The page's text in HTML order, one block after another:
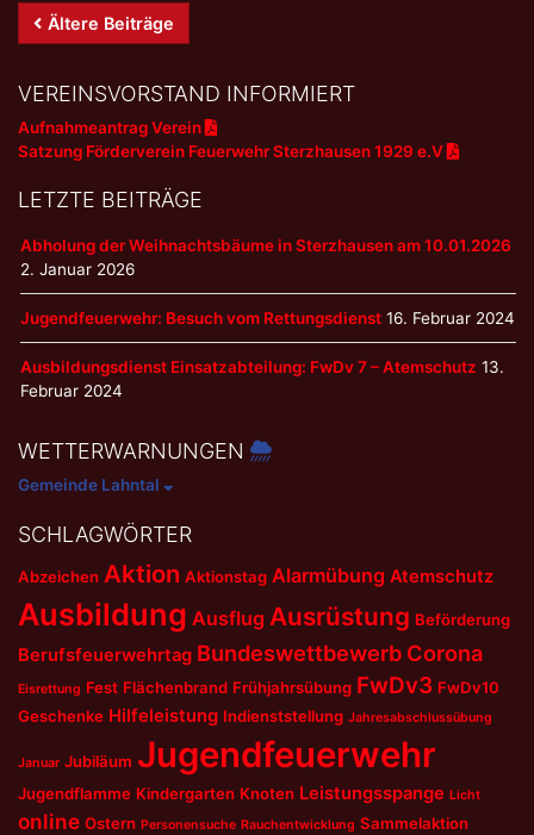
Beitrags-
Navigation
Ältere Beiträge
VEREINSVORSTAND INFORMIERT
Aufnahmeantrag Verein
Satzung Förderverein Feuerwehr Sterzhausen 1929 e.V
LETZTE BEITRÄGE
Abholung der Weihnachtsbäume in Sterzhausen am 10.01.2026
2. Januar 2026
Jugendfeuerwehr: Besuch vom Rettungsdienst 16. Februar 2024
Ausbildungsdienst Einsatzabteilung: FwDv 7 – Atemschutz 13.
Februar 2024
WETTERWARNUNGEN
Gemeinde Lahntal
SCHLAGWÖRTER
Abzeichen Aktion Aktionstag Alarmübung Atemschutz
Ausbildung Ausflug Ausrüstung Beförderung
Berufsfeuerwehrtag Bundeswettbewerb Corona
Eisrettung Fest Flächenbrand Frühjahrsübung FwDv3 FwDv10
Geschenke Hilfeleistung Indienststellung Jahresabschlussübung
Januar Jubiläum Jugendfeuerwehr
Jugendflamme Kindergarten Knoten Leistungsspange Licht
online Ostern Personensuche Rauchentwicklung Sammelaktion